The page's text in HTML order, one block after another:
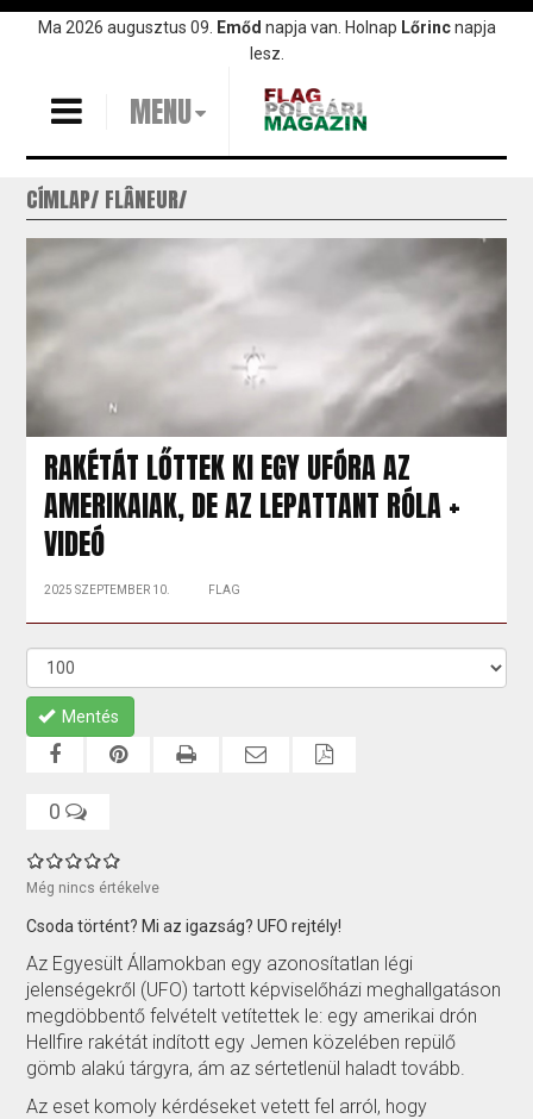
UgrásMa 2026 augusztus 09. Emőd napja van. Holnap Lőrincnapja
lesz.
MENU
CÍMLAP FLÂNEUR
RAKÉTÁT LŐTTEK KI EGY UFÓRA AZ
AMERIKAIAK, DE AZ LEPATTANT RÓLA +
VIDEÓ
2025 SZEPTEMBER 10. FLAG
Mentés
0
Még nincs értékelve
Csoda történt? Mi az igazság? UFO rejtély!
Az Egyesült Államokban egy azonosítatlan légi
jelenségekről (UFO) tartott képviselőházi meghallgatáson
megdöbbentő felvételt vetítettek le: egy amerikai drón
Hellfire rakétát indított egy Jemen közelében repülő
gömb alakú tárgyra, ám az sértetlenül haladt tovább.
Az eset komoly kérdéseket vetett fel arról, hogy